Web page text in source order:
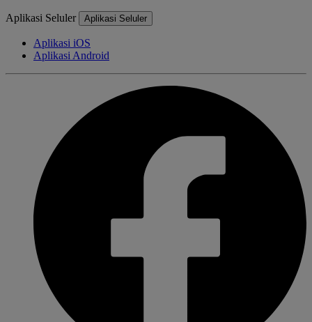
Aplikasi Seluler Aplikasi Seluler
Aplikasi iOS
Aplikasi Android